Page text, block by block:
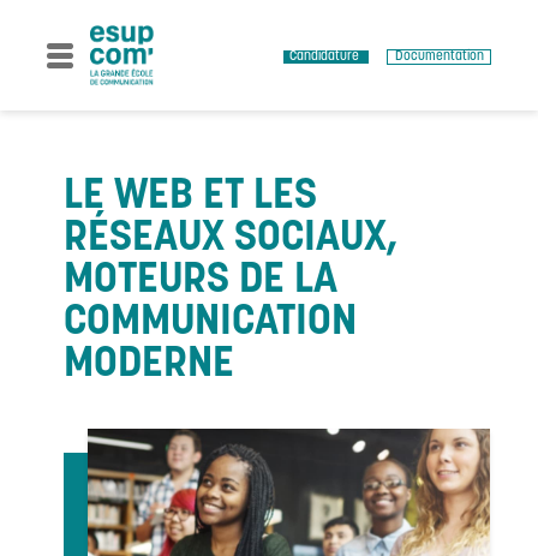
content
Candidature Documentation
LE WEB ET LES
RÉSEAUX SOCIAUX,
MOTEURS DE LA
COMMUNICATION
MODERNE